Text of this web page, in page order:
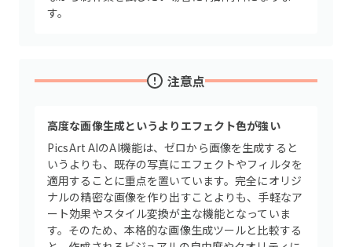
す。
注意点
高度な画像生成というよりエフェクト色が強い
PicsArt AIのAI機能は、ゼロから画像を生成すると
いうよりも、既存の写真にエフェクトやフィルタを
適用することに重点を置いています。完全にオリジ
ナルの精密な画像を作り出すことよりも、手軽なア
ート効果やスタイル変換が主な機能となっていま
す。そのため、本格的な画像生成ツールと比較する